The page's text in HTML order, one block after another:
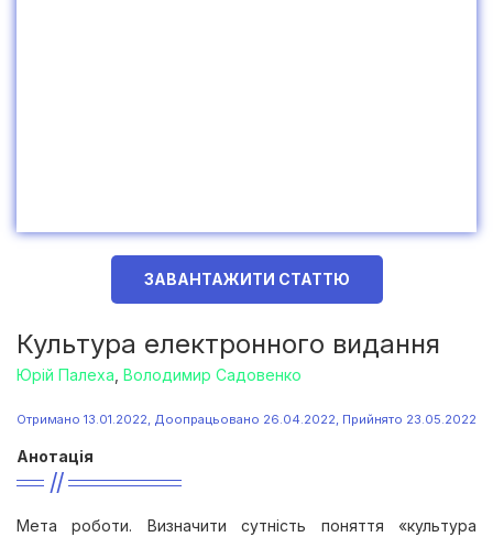
ЗАВАНТАЖИТИ СТАТТЮ
Культура електронного видання
Юрій Палеха Володимир Садовенко
Отримано 13.01.2022, Доопрацьовано 26.04.2022, Прийнято 23.05.2022
Анотація
Мета роботи. Визначити сутність поняття «культура